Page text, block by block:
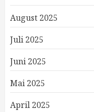
August 2025
Juli 2025
Juni 2025
Mai 2025
April 2025